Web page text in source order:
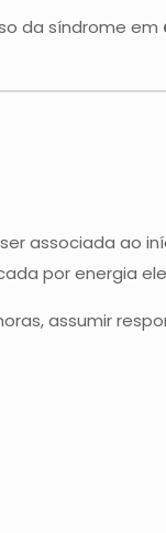
da síndrome em
associada ao
por energia
assumir